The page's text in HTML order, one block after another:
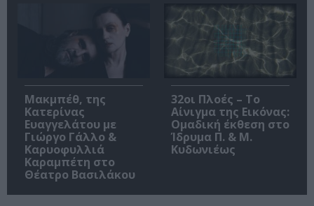
Μακμπέθ, της
Κατερίνας
Ευαγγελάτου με
Γιώργο Γάλλο &
Καρυοφυλλιά
Καραμπέτη στο
Θέατρο Βασιλάκου
32οι Πλοές – Το
Αίνιγμα της Εικόνας:
Ομαδική έκθεση στο
Ίδρυμα Π. & Μ.
Κυδωνιέως